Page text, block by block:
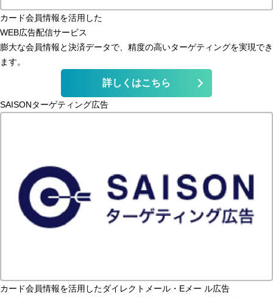
カード会員情報を活用した
WEB広告配信サービス
膨大な会員情報と決済データで、精度の高いターゲティングを実現でき
ます。
詳しくはこちら
SAISONターゲティング広告
カード会員情報を活用したダイレクトメール・Eメー ル広告